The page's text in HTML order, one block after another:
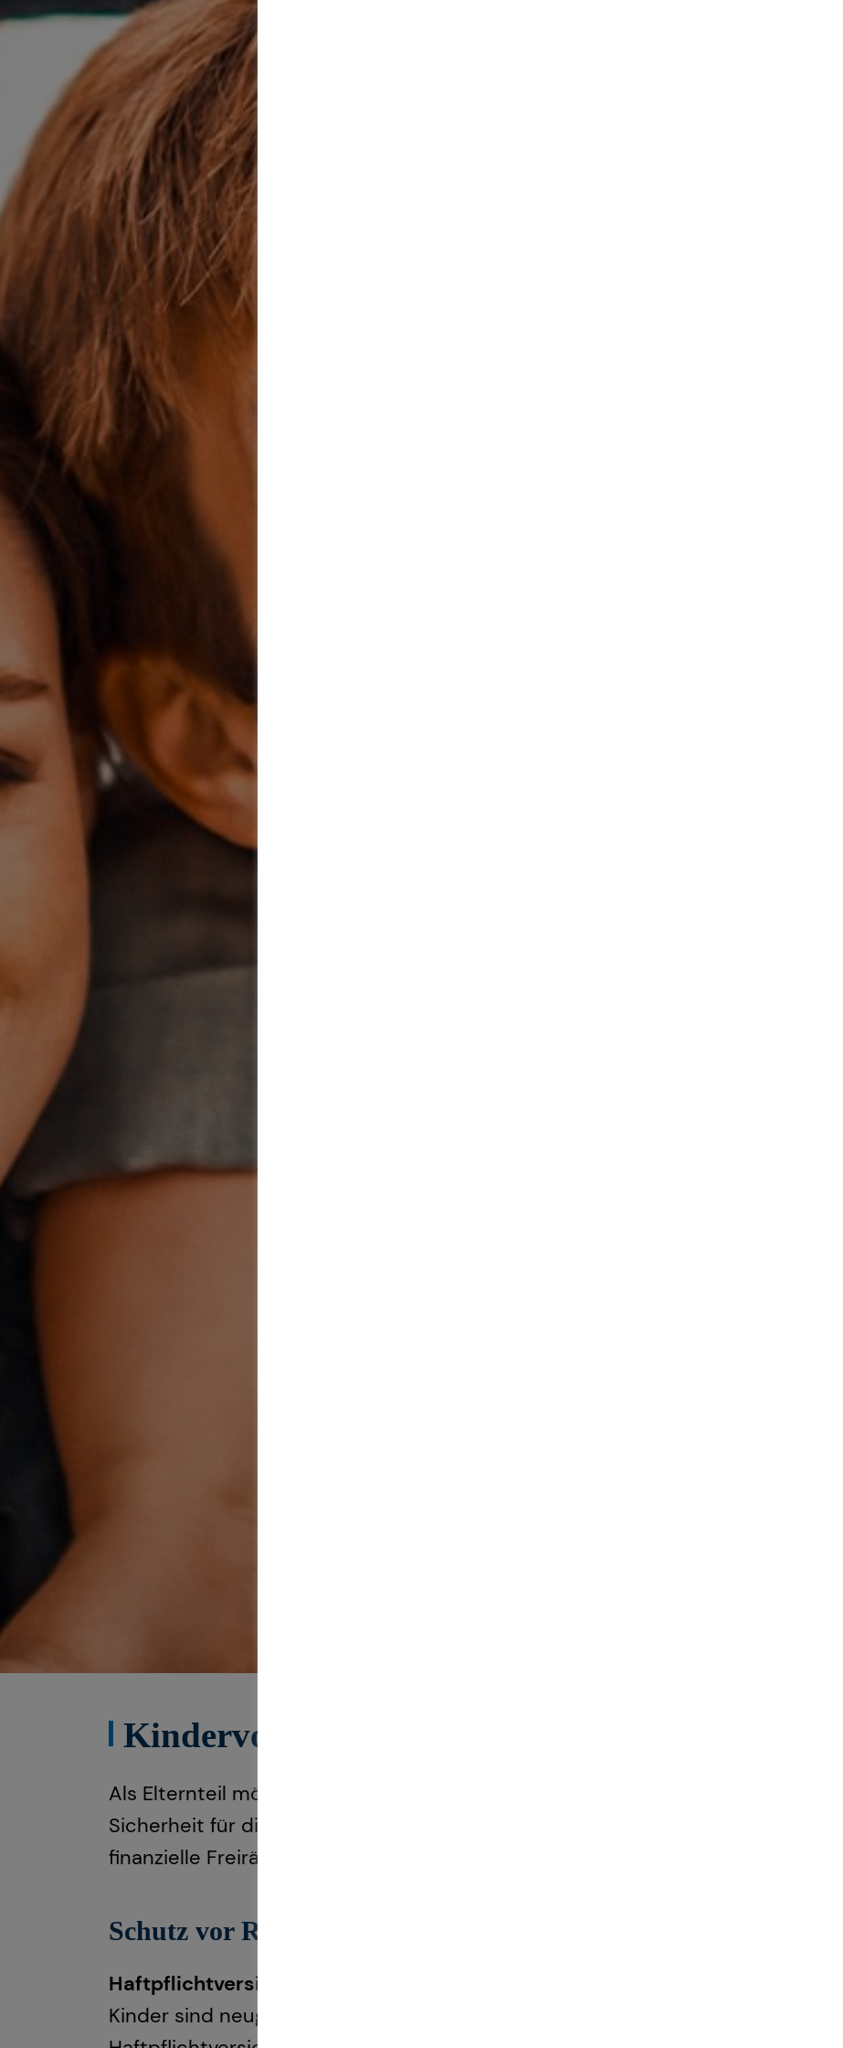
Kindervorsorge: Finanzielle Sicherheit für
Als Elternteil möchtest du deinen Kindern nicht nur Liebe und Geborgenheit,
Sicherheit für die Zukunft bieten. Durch kluge Vorsorge lassen sich Risiken
finanzielle Freiräume schaffen.
Schutz vor Risiken: Wichtige Versicherungen für dein Kind
Haftpflichtversicherung – Schutz vor unerwarteten Schäden
Kinder sind neugierig und aktiv – dabei kann schnell etwas kaputtgehen. Eine